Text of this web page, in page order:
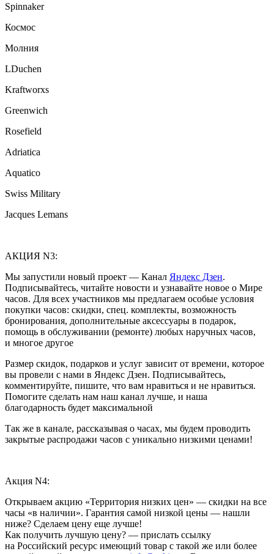
Spinnaker
Космос
Молния
LDuchen
Kraftworxs
Greenwich
Rosefield
Adriatica
Aquatico
Swiss Military
Jacques Lemans
АКЦИЯ N3:
Мы запустили новый проект — Канал Яндекс Дзен.
Подписывайтесь, читайте новости и узнавайте новое о Мире
часов. Для всех участников мы предлагаем особые условия
покупки часов: скидки, спец. комплекты, возможность
бронирования, дополнительные аксессуары в подарок,
помощь в обслуживании (ремонте) любых наручных часов,
и многое другое
Размер скидок, подарков и услуг зависит от времени, которое
вы провели с нами в Яндекс Дзен. Подписывайтесь,
комментируйте, пишите, что вам нравиться и не нравиться.
Помогите сделать нам наш канал лучше, и наша
благодарность будет максимальной
Так же в канале, рассказывая о часах, мы будем проводить
закрытые распродажи часов с уникально низкими ценами!
Акция N4:
Открываем акцию «Территория низких цен» — скидки на все
часы «в наличии». Гарантия самой низкой цены — нашли
ниже? Сделаем цену еще лучше!
Как получить лучшую цену? — прислать ссылку
на Российский ресурс имеющий товар с такой же или более